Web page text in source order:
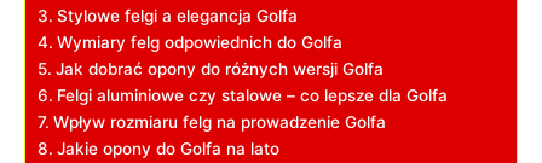
Stylowe⁢ felgi a⁣ elegancja Golfa
Wymiary felg ‌odpowiednich do Golfa
Jak dobrać opony ​do różnych wersji Golfa
Felgi ⁣aluminiowe ‌czy stalowe – ⁤co ‌lepsze dla Golfa
Wpływ ‌rozmiaru‌ felg na prowadzenie ⁢Golfa
Jakie opony do Golfa na lato